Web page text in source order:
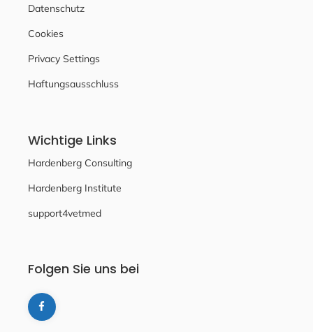
Datenschutz
Cookies
Privacy Settings
Haftungsausschluss
Wichtige Links
Hardenberg Consulting
Hardenberg Institute
support4vetmed
Folgen Sie uns bei